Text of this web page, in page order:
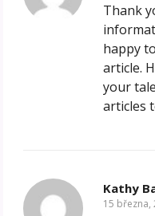
Thank
happy
article.
your
articles
Kathy
15 března,